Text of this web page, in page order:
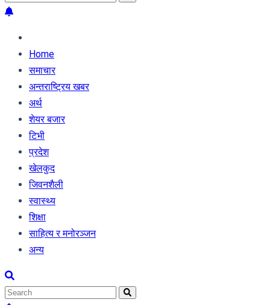
Home
समाचार
अन्तराष्ट्रिय खबर
अर्थ
शेयर बजार
टिभी
प्रदेश
खेलकुद
जिवनशैली
स्वास्थ्य
शिक्षा
साहित्य र मनोरञ्जन
अन्य